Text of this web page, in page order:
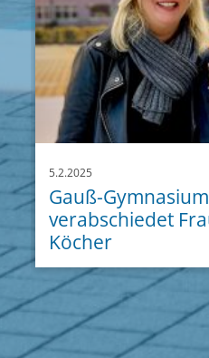
5.2.2025
Gauß-
verabschiedet
Köcher